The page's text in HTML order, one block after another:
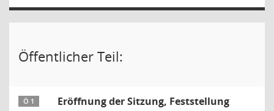
Öffentlicher Teil:
Ö 1
Eröffnung der Sitzung, Feststellung